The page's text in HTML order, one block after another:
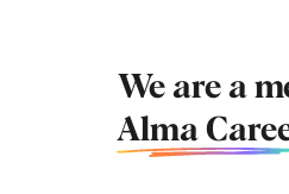
We are a
Alma